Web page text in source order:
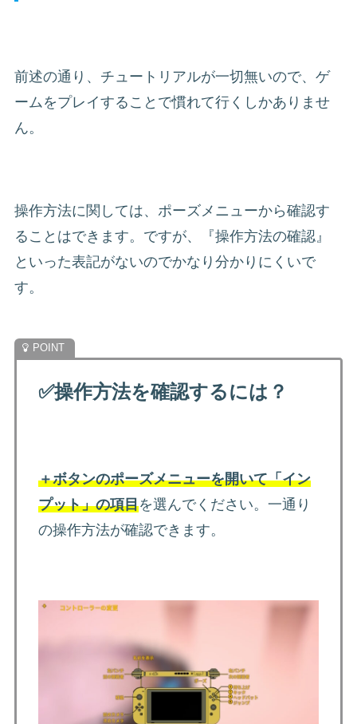
前述の通り、チュートリアルが一切無いので、ゲ
ームをプレイすることで慣れて行くしかありませ
ん。
操作方法に関しては、ポーズメニューから確認す
ることはできます。ですが、『操作方法の確認』
といった表記がないのでかなり分かりにくいで
す。
✅操作方法を確認するには？
＋ボタンのポーズメニューを開いて「イン
プット」の項目 を選んでください。一通り
の操作方法が確認できます。